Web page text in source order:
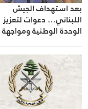
بعد استهداف الجيش
اللبناني… دعوات لتعزيز
الوحدة الوطنية ومواجهة